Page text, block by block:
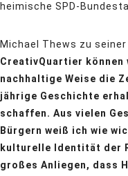
heimische SPD-
Michael Thews zu
CreativQuartier können
nachhaltige Weise die
jährige Geschichte
schaffen. Aus vielen
Bürgern weiß ich wie
kulturelle Identität der
großes Anliegen, dass